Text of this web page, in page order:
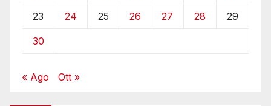
23 24 25 26 27 28 29
30
« Ago Ott »